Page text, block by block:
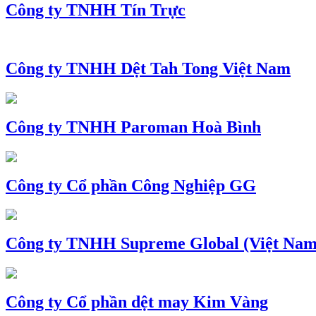
Công ty TNHH Tín Trực
Công ty TNHH Dệt Tah Tong Việt Nam
Công ty TNHH Paroman Hoà Bình
Công ty Cổ phần Công Nghiệp GG
Công ty TNHH Supreme Global (Việt
Công ty Cổ phần dệt may Kim Vàng